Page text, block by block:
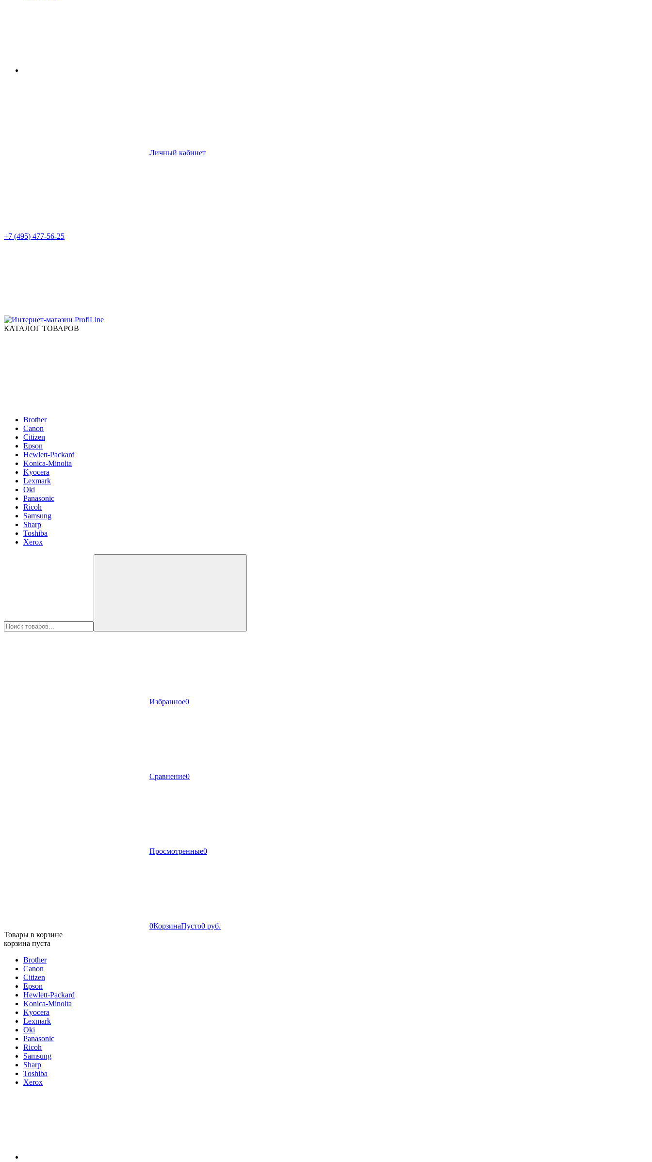
Личный кабинет
+7 (495) 477-56-25
КАТАЛОГ ТОВАРОВ
Brother
Canon
Citizen
Epson
Hewlett-Packard
Konica-Minolta
Kyocera
Lexmark
Oki
Panasonic
Ricoh
Samsung
Sharp
Toshiba
Xerox
Избранное0
Сравнение0
Просмотренные0
0КорзинаПусто0 руб.
Товары в корзине
корзина пуста
Brother
Canon
Citizen
Epson
Hewlett-Packard
Konica-Minolta
Kyocera
Lexmark
Oki
Panasonic
Ricoh
Samsung
Sharp
Toshiba
Xerox